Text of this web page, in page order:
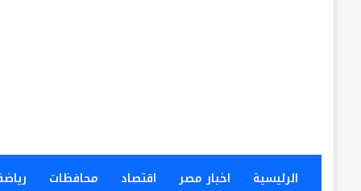
الرئيسية اخبار مصر اقتصاد محافظات